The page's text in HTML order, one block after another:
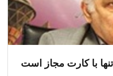
با کارت مجاز است